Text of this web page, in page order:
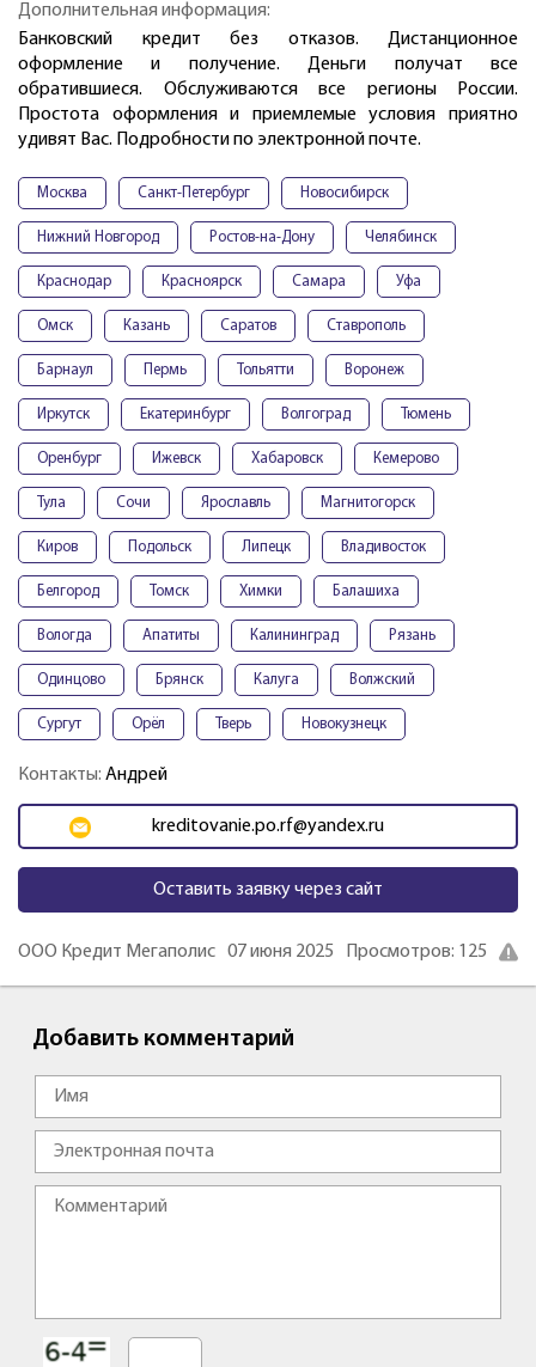
Дополнительная информация:
Банковский кредит без отказов. Дистанционное
оформление и получение. Деньги получат все
обратившиеся. Обслуживаются все регионы России.
Простота оформления и приемлемые условия приятно
удивят Вас. Подробности по электронной почте.
Москва Санкт-Петербург Новосибирск
Нижний Новгород Ростов-на-Дону Челябинск
Краснодар Красноярск Самара Уфа
Омск Казань Саратов Ставрополь
Барнаул Пермь Тольятти Воронеж
Иркутск Екатеринбург Волгоград Тюмень
Оренбург Ижевск Хабаровск Кемерово
Тула Сочи Ярославль Магнитогорск
Киров Подольск Липецк Владивосток
Белгород Томск Химки Балашиха
Вологда Апатиты Калининград Рязань
Одинцово Брянск Калуга Волжский
Сургут Орёл Тверь Новокузнецк
Контакты: Андрей
kreditovanie.po.rf@yandex.ru
Оставить заявку через сайт
ООО Кредит Мегаполис 07 июня 2025 Просмотров: 125
Добавить комментарий